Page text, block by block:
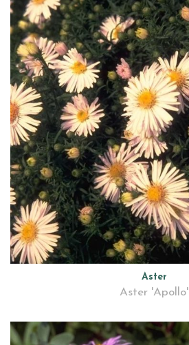
Aster
Aster 'Apollo'